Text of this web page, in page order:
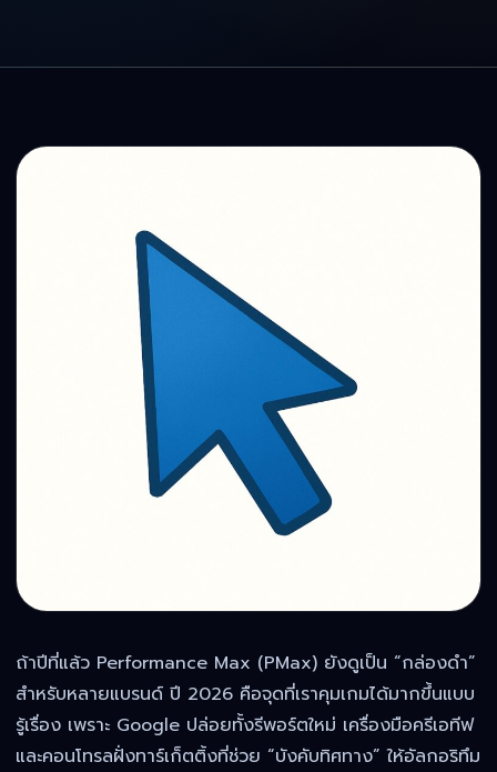
ถ้าปีที่แล้ว Performance Max (PMax) ยังดูเป็น “กล่องดำ”
สำหรับหลายแบรนด์ ปี 2026 คือจุดที่เราคุมเกมได้มากขึ้นแบบ
รู้เรื่อง เพราะ Google ปล่อยทั้งรีพอร์ตใหม่ เครื่องมือครีเอทีฟ
และคอนโทรลฝั่งทาร์เก็ตติ้งที่ช่วย “บังคับทิศทาง” ให้อัลกอริทึม